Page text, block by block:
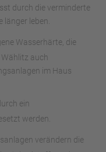
durch die verminderte
länger leben.
Wasserhärte, die
auch
im Haus
ein
werden.
verändern die